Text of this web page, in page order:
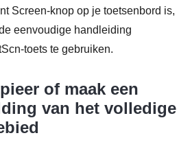
Screen-knop op je toetsenbord is,
eenvoudige handleiding
toets te gebruiken.
of maak een
van het volledige